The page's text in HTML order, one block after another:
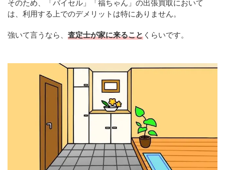
そのため、「バイセル」「福ちゃん」の出張買取において
は、利用する上でのデメリットは特にありません。
強いて言うなら、 査定士が家に来ること くらいです。